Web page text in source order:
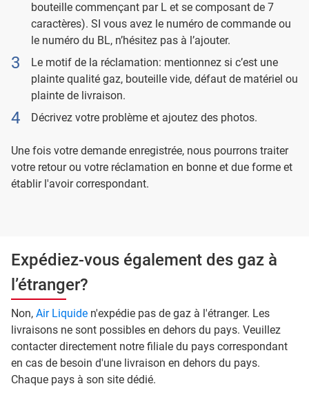
bouteille commençant par L et se composant de 7
caractères). SI vous avez le numéro de commande ou
le numéro du BL, n’hésitez pas à l’ajouter.
Le motif de la réclamation: mentionnez si c’est une
plainte qualité gaz, bouteille vide, défaut de matériel ou
plainte de livraison.
Décrivez votre problème et ajoutez des photos.
Une fois votre demande enregistrée, nous pourrons traiter
votre retour ou votre réclamation en bonne et due forme et
établir l'avoir correspondant.
Expédiez-vous également des gaz à
l’étranger?
Non, Air Liquide n'expédie pas de gaz à l'étranger. Les
livraisons ne sont possibles en dehors du pays. Veuillez
contacter directement notre filiale du pays correspondant
en cas de besoin d'une livraison en dehors du pays.
Chaque pays à son site dédié.